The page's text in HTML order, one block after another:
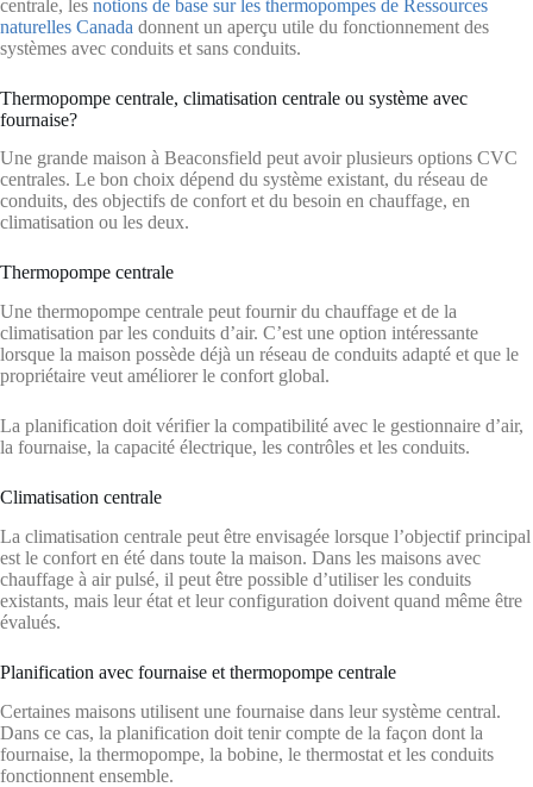
centrale, les notions de base sur les thermopompes de Ressources
naturelles Canada donnent un aperçu utile du fonctionnement des
systèmes avec conduits et sans conduits.
Thermopompe centrale, climatisation centrale ou système avec
fournaise?
Une grande maison à Beaconsfield peut avoir plusieurs options CVC
centrales. Le bon choix dépend du système existant, du réseau de
conduits, des objectifs de confort et du besoin en chauffage, en
climatisation ou les deux.
Thermopompe centrale
Une thermopompe centrale peut fournir du chauffage et de la
climatisation par les conduits d’air. C’est une option intéressante
lorsque la maison possède déjà un réseau de conduits adapté et que le
propriétaire veut améliorer le confort global.
La planification doit vérifier la compatibilité avec le gestionnaire d’air,
la fournaise, la capacité électrique, les contrôles et les conduits.
Climatisation centrale
La climatisation centrale peut être envisagée lorsque l’objectif principal
est le confort en été dans toute la maison. Dans les maisons avec
chauffage à air pulsé, il peut être possible d’utiliser les conduits
existants, mais leur état et leur configuration doivent quand même être
évalués.
Planification avec fournaise et thermopompe centrale
Certaines maisons utilisent une fournaise dans leur système central.
Dans ce cas, la planification doit tenir compte de la façon dont la
fournaise, la thermopompe, la bobine, le thermostat et les conduits
fonctionnent ensemble.